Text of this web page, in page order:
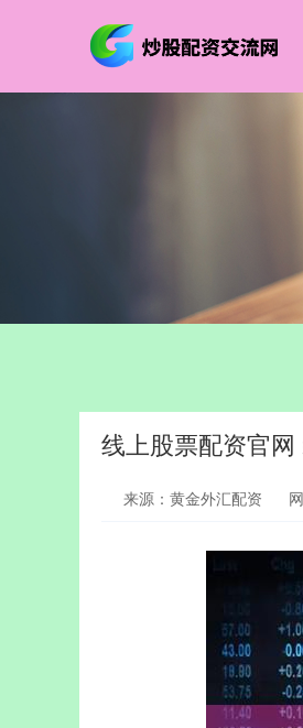
线上股票配资官网
来源：黄金外汇配资